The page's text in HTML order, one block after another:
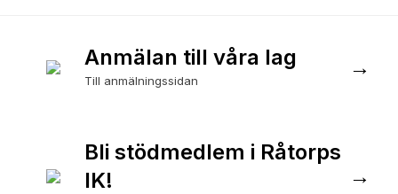
RÅTORPSPRODUKTER
VÅRA LAG/TRÄNARE
Anmälan till våra lag
Till anmälningssidan
→
Bli stödmedlem i Råtorps
IK!
→